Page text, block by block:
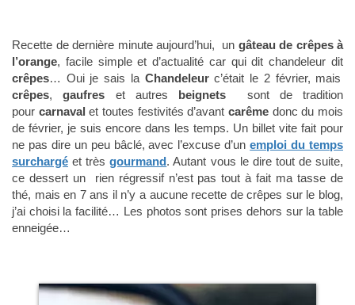
Recette de dernière minute aujourd’hui, un gâteau de crêpes à
l’orange, facile simple et d’actualité car qui dit chandeleur dit
crêpes… Oui je sais la Chandeleurc’était le 2 février, mais
crêpes,gaufres et autres beignets sont de tradition
pour carnaval et toutes festivités d’avant carême donc du mois
de février, je suis encore dans les temps. Un billet vite fait pour
ne pas dire un peu bâclé, avec l’excuse d’unemploi du temps
surchargé et trèsgourmand. Autant vous le dire tout de suite,
ce dessert un rien régressif n’est pas tout à fait ma tasse de
thé, mais en 7 ans il n’y a aucune recette de crêpes sur le blog,
j’ai choisi la facilité… Les photos sont prises dehors sur la table
enneigée…